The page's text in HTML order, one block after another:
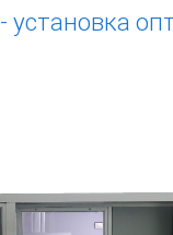
- установка